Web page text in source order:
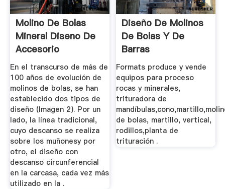
Molino De Bolas
Mineral Diseno De
Accesorio
En el transcurso de más de
100 años de evolución de
molinos de bolas, se han
establecido dos tipos de
diseño (Imagen 2). Por un
lado, la línea tradicional,
cuyo descanso se realiza
sobre los muñonesy por
otro, el diseño con
descanso circunferencial
en la carcasa, cada vez más
utilizado en la .
Diseño De Molinos
De Bolas Y De
Barras
Formats produce y vende
equipos para proceso
rocas y minerales,
trituradora de
de bolas, martillo, vertical,
rodillos,planta de
trituración .